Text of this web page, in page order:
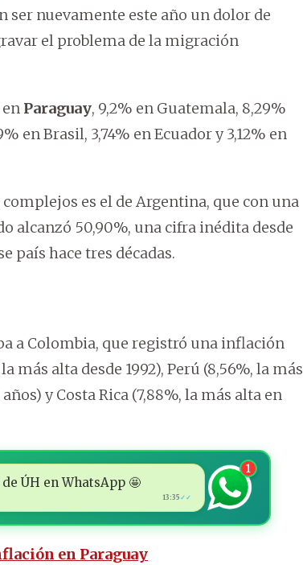
nuevamente este año un dolor de
el problema de la migración
Paraguay, 9,2% en Guatemala, 8,29%
en Brasil, 3,74% en Ecuador y 3,12% en
es el de Argentina, que con una
alcanzó 50,90%, una cifra inédita desde
país hace tres décadas.
a Colombia, que registró una inflación
más alta desde 1992), Perú (8,56%, la más
y Costa Rica (7,88%, la más alta en
ÚH en WhatsApp 🤩
13:35 ✓✓
1
en Paraguay